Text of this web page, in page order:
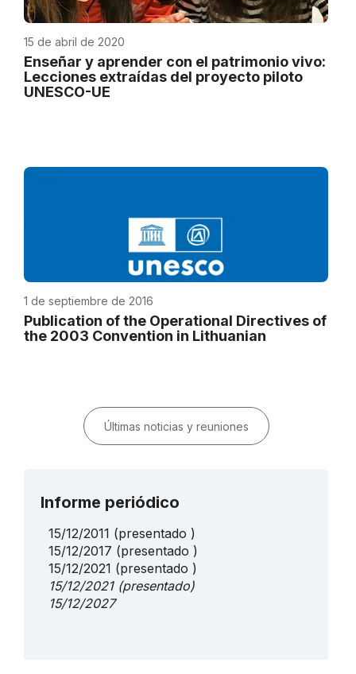
15 de abril de 2020
Enseñar y aprender con el patrimonio vivo:
Lecciones extraídas del proyecto piloto
UNESCO-UE
1 de septiembre de 2016
Publication of the Operational Directives of
the 2003 Convention in Lithuanian
Últimas noticias y reuniones
Informe periódico
15/12/2011 (presentado )
15/12/2017 (presentado )
15/12/2021 (presentado )
15/12/2021(presentado)
15/12/2027